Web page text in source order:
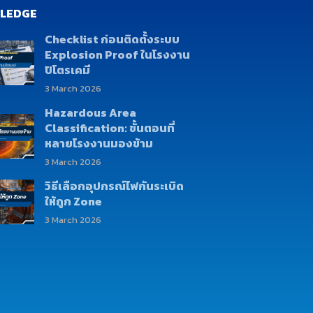
Checklist ก่อนติดตั้งระบบ
Explosion Proof ในโรงงาน
ปิโตรเคมี
3 March 2026
Hazardous Area
Classification: ขั้นตอนที่
หลายโรงงานมองข้าม
3 March 2026
วิธีเลือกอุปกรณ์ไฟกันระเบิด
ให้ถูก Zone
3 March 2026